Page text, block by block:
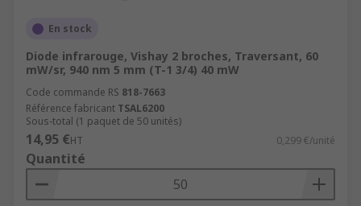
En stock
Diode infrarouge, Vishay 2 broches, Traversant, 60
mW/sr, 940 nm 5 mm (T-1 3/4) 40 mW
Code commande RS 818-7663
Référence fabricant TSAL6200
Sous-total (1 paquet de 50 unités)
14,95 €HT 0,299 €/unité
Quantité